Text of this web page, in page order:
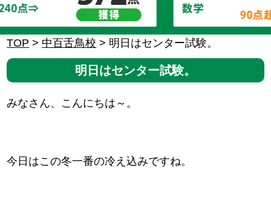
TOP > 中百舌鳥校 > 明日はセンター試験。
明日はセンター試験。
みなさん、こんにちは～。
今日はこの冬一番の冷え込みですね。